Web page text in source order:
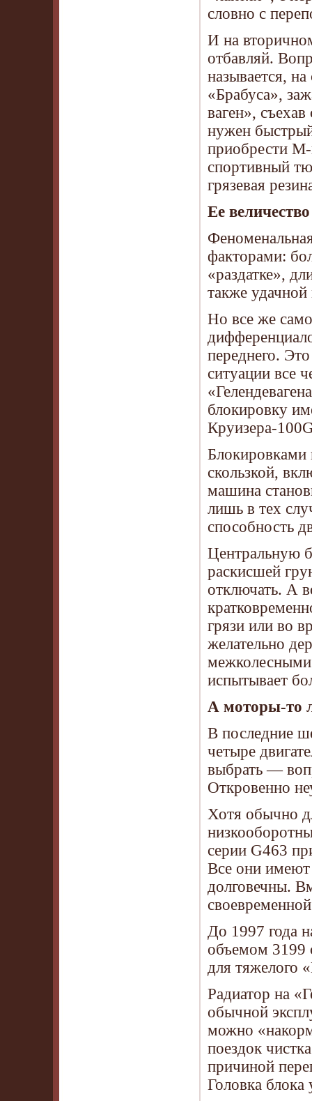
словно с
И на
отбавляй.
называется,
«Брабуса»,
ваген»,
нужен
приобрести
спортивный
грязевая
Ее
факторами:
«раздатке»,
также
Но все же
переднего.
ситуации все
блокировку
Круизера-
Блокировками
скользкой,
машина
лишь в тех
способность
Центральную
раскисшей
отключать. А
грязи или во
желательно
испытывает
А моторы-то
В последние
четыре
выбрать —
Откровенно
Хотя обычно
серии G463
Все они
долговечны.
До 1997 года
объемом 3199
для тяжелого
Радиатор на
обычной
можно
поездок
причиной
Головка блока